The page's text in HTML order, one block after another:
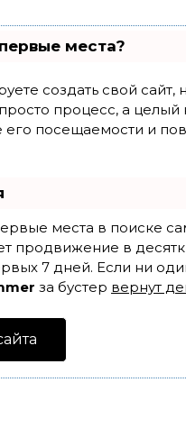
места?
создать свой сайт,
процесс, а
его посещаемости и
места в поиске
продвижение в
7 дней. Если ни
за бустер вернут